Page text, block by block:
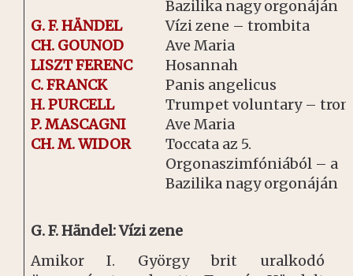
Bazilika nagy orgonáján
G. F. HÄNDEL
Vízi zene – trombita
CH. GOUNOD
Ave Maria
LISZT FERENC
Hosannah
C. FRANCK
Panis angelicus
H. PURCELL
Trumpet voluntary –
P. MASCAGNI
Ave Maria
CH. M. WIDOR
Toccata az 5.
Orgonaszimfóniából – a
Bazilika nagy orgonáján
G. F. Händel: Vízi zene
Amikor I. György brit uralkodó